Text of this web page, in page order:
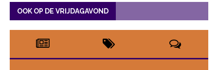
OOK OP DE VRIJDAGAVOND